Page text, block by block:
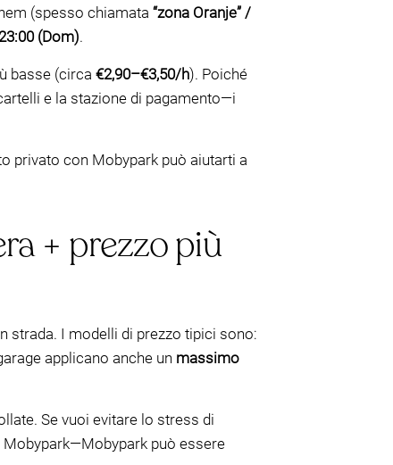
(spesso chiamata “zona Oranje” /
(Dom).
basse (circa €2,90–€3,50/h). Poiché
e la stazione di pagamento—i
privato con Mobypark può aiutarti a
+ prezzo più
strada. I modelli di prezzo tipici sono:
applicano anche un massimo
Se vuoi evitare lo stress di
Mobypark—Mobypark può essere